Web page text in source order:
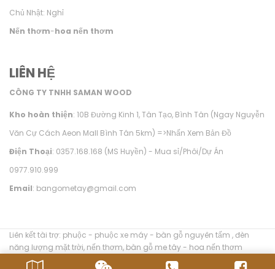
Chủ Nhật: Nghỉ
Nến thơm-hoa nến thơm
LIÊN HỆ
CÔNG TY TNHH SAMAN WOOD
Kho hoàn thiện: 10B Đường Kinh 1, Tân Tạo, Bình Tân (Ngay Nguyễn
Văn Cự Cách Aeon Mall Bình Tân 5km) =>Nhấn Xem Bản Đồ
Điện Thoại: 0357.168.168 (MS Huyền) - Mua sỉ/Phôi/Dự Án
0977.910.999
Email: bangometay@gmail.com
Liên kết tài trợ: phuộc - phuộc xe máy- bàn gỗ nguyên tấm ,đèn
năng lượng mặt trời, nến thơm, bàn gỗ me tây- hoa nến thơm